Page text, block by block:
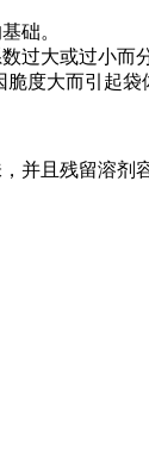
础。
大或过小而
度大而引起袋
且残留溶剂